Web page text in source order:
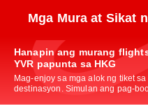
Mga Mura at Sikat
Hanapin ang murang
YVR papunta sa HKG
Mag-enjoy sa mga alok ng tiket
destinasyon. Simulan ang pag-